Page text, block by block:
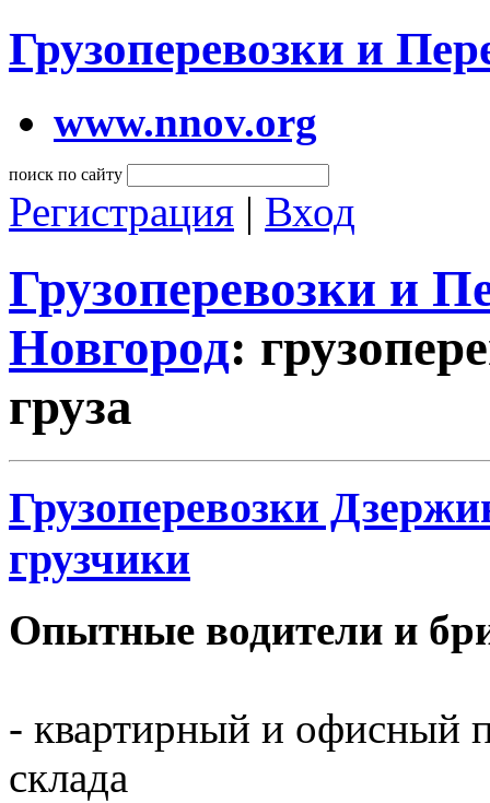
Грузоперевозки и
www.nnov.org
поиск по сайту
Регистрация | Вход
Грузоперевозки и
Новгород:
груза
Грузоперевозки
грузчики
Опытные водители и
- квартирный и офисный
склада